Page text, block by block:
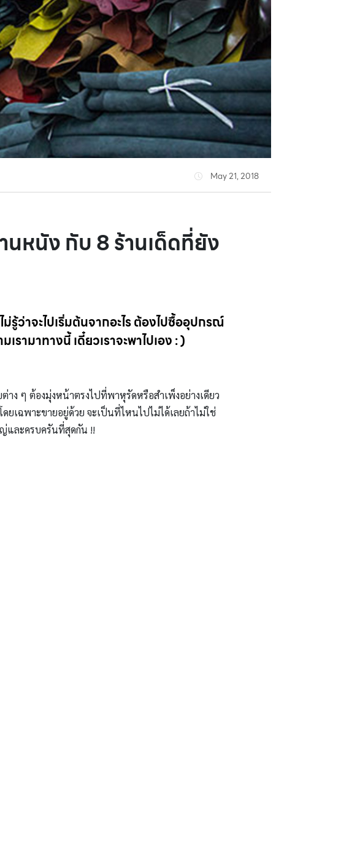
May 21, 2018
หนัง กับ 8 ร้านเด็ดที่ยัง
รู้ว่าจะไปเริ่มต้นจากอะไร ต้องไปซื้ออุปกรณ์
รามาทางนี้ เดี๋ยวเราจะพาไปเอง : )
ง ๆ ต้องมุ่งหน้าตรงไปที่พาหุรัดหรือสำเพ็งอย่างเดียว
เฉพาะขายอยู่ด้วย จะเป็นที่ไหนไปไม่ได้เลยถ้าไม่ใช่
และครบครันที่สุดกัน !!